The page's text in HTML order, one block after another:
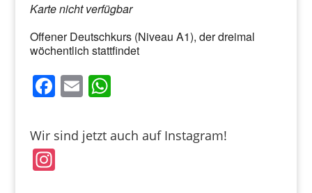
Karte nicht verfügbar
Offener Deutschkurs (Niveau A1), der dreimal
wöchentlich stattfindet
F
c
e
b
E
ai
l
W
at
Wir sind jetzt auch auf Instagram!
In